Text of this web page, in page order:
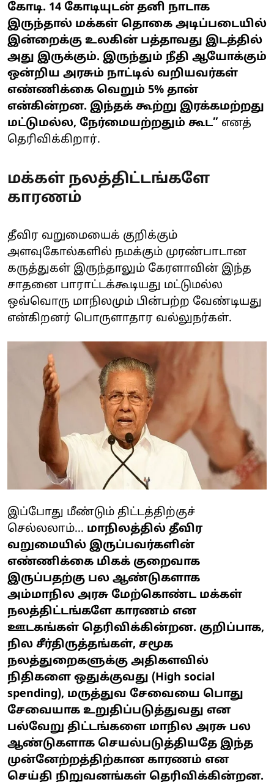
கோடி. 14 கோடியுடன் தனி நாடாக
இருந்தால் மக்கள் தொகை அடிப்படையில்
இன்றைக்கு உலகின் பத்தாவது இடத்தில்
அது இருக்கும். இருந்தும் நீதி ஆயோக்கும்
ஒன்றிய அரசும் நாட்டில் வறியவர்கள்
எண்ணிக்கை வெறும் 5% தான்
என்கின்றன. இந்தக் கூற்று இரக்கமற்றது
மட்டுமல்ல, நேர்மையற்றதும் கூட” எனத்
தெரிவிக்கிறார்.
மக்கள் நலத்திட்டங்களே
காரணம்
தீவிர வறுமையைக் குறிக்கும்
அளவுகோல்களில் நமக்கும் முரண்பாடான
கருத்துகள் இருந்தாலும் கேரளாவின் இந்த
சாதனை பாராட்டக்கூடியது மட்டுமல்ல
ஒவ்வொரு மாநிலமும் பின்பற்ற வேண்டியது
என்கிறனர் பொருளாதார வல்லுநர்கள்.
இப்போது மீண்டும் திட்டத்திற்குச்
செல்லலாம்... மாநிலத்தில் தீவிர
வறுமையில் இருப்பவர்களின்
எண்ணிக்கை மிகக் குறைவாக
இருப்பதற்கு பல ஆண்டுகளாக
அம்மாநில அரசு மேற்கொண்ட மக்கள்
நலத்திட்டங்களே காரணம் என
ஊடகங்கள் தெரிவிக்கின்றன. குறிப்பாக,
நில சீர்திருத்தங்கள், சமூக
நலத்துறைகளுக்கு அதிகளவில்
நிதிகளை ஒதுக்குவது (High social
spending), மருத்துவ சேவையை பொது
சேவையாக உறுதிப்படுத்துவது என
பல்வேறு திட்டங்களை மாநில அரசு பல
ஆண்டுகளாக செயல்படுத்தியதே இந்த
முன்னேற்றத்திற்கான காரணம் என
செய்தி நிறுவனங்கள் தெரிவிக்கின்றன.